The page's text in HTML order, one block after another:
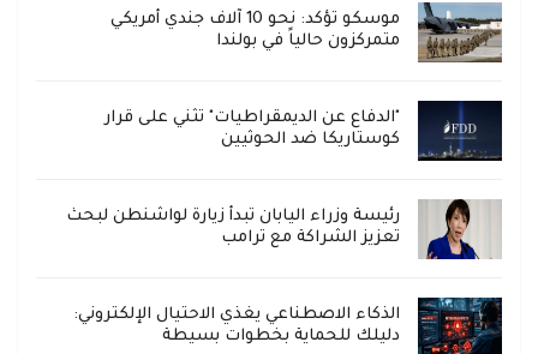
موسكو تؤكد: نحو 10 آلاف جندي أمريكي
متمركزون حالياً في بولندا
"الدفاع عن الديمقراطيات" تثني على قرار
كوستاريكا ضد الحوثيين
رئيسة وزراء اليابان تبدأ زيارة لواشنطن لبحث
تعزيز الشراكة مع ترامب
الذكاء الاصطناعي يغذي الاحتيال الإلكتروني:
دليلك للحماية بخطوات بسيطة